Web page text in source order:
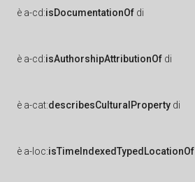
è a-cd:isDocumentationOf di
è a-cd:isAuthorshipAttributionOf di
è a-cat:describesCulturalProperty di
è a-loc:isTimeIndexedTypedLocationOf